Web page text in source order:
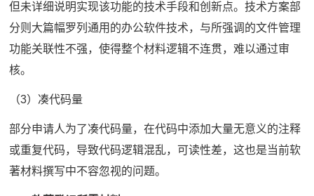
但未详细说明实现该功能的技术手段和创新点。技术方案部
分则大篇幅罗列通用的办公软件技术，与所强调的文件管理
功能关联性不强，使得整个材料逻辑不连贯，难以通过审
核。
（3）凑代码量
部分申请人为了凑代码量，在代码中添加大量无意义的注释
或重复代码，导致代码逻辑混乱，可读性差，这也是当前软
著材料撰写中不容忽视的问题。